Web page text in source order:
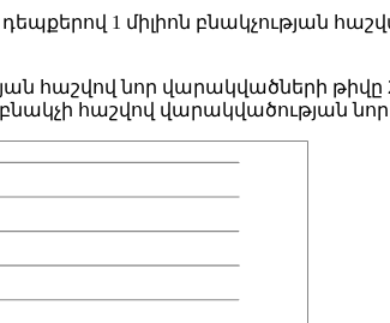
1 միլիոն բնակչության
հաշվով նոր վարակվածների թիվը
բնակչի հաշվով վարակվածության